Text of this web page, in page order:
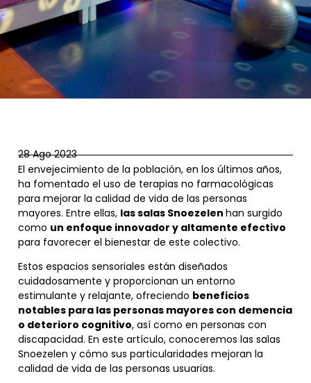
28 Ago 2023
El envejecimiento de la población, en los últimos años,
ha fomentado el uso de terapias no farmacológicas
para mejorar la calidad de vida de las personas
mayores. Entre ellas, las salas Snoezelen han surgido
como un enfoque innovador y altamente efectivo
para favorecer el bienestar de este colectivo.
Estos espacios sensoriales están diseñados
cuidadosamente y proporcionan un entorno
estimulante y relajante, ofreciendo beneficios
notables para las personas mayores con demencia
o deterioro cognitivo, así como en personas con
discapacidad. En este artículo, conoceremos las salas
Snoezelen y cómo sus particularidades mejoran la
calidad de vida de las personas usuarias.